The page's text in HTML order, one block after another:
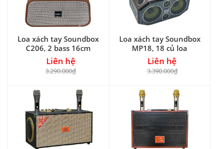
Loa xách tay Soundbox
C206, 2 bass 16cm
Liên hệ
3.290.000₫
Loa xách tay Soundbox
MP18, 18 củ loa
Liên hệ
3.390.000₫